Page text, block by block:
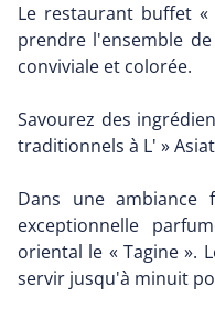
Le restaurant buffet
prendre l'ensemble
conviviale et colorée.
Savourez des
traditionnels à L' »
Dans une ambiance
exceptionnelle
oriental le « Tagine ».
servir jusqu'à minuit